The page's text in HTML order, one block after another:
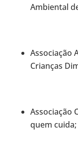
Ambiental
Associação
Crianças
Associação
quem cuida;